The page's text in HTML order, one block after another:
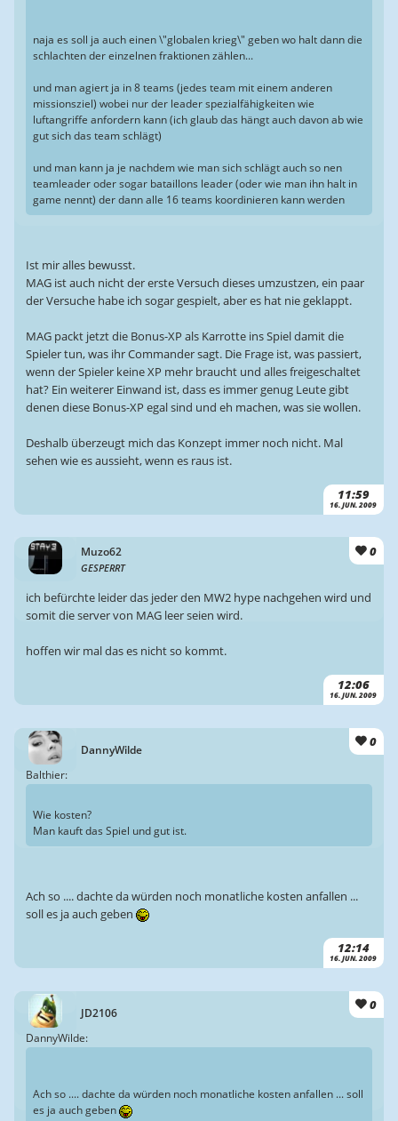
11:59
16. JUN. 2009
naja es soll ja auch einen \"globalen krieg\" geben wo halt dann die
schlachten der einzelnen fraktionen zählen...
und man agiert ja in 8 teams (jedes team mit einem anderen
missionsziel) wobei nur der leader spezialfähigkeiten wie
luftangriffe anfordern kann (ich glaub das hängt auch davon ab wie
gut sich das team schlägt)
und man kann ja je nachdem wie man sich schlägt auch so nen
teamleader oder sogar bataillons leader (oder wie man ihn halt in
game nennt) der dann alle 16 teams koordinieren kann werden
Ist mir alles bewusst.
MAG ist auch nicht der erste Versuch dieses umzustzen, ein paar
der Versuche habe ich sogar gespielt, aber es hat nie geklappt.
MAG packt jetzt die Bonus-XP als Karrotte ins Spiel damit die
Spieler tun, was ihr Commander sagt. Die Frage ist, was passiert,
wenn der Spieler keine XP mehr braucht und alles freigeschaltet
hat? Ein weiterer Einwand ist, dass es immer genug Leute gibt
denen diese Bonus-XP egal sind und eh machen, was sie wollen.
Deshalb überzeugt mich das Konzept immer noch nicht. Mal
sehen wie es aussieht, wenn es raus ist.
Muzo62
GESPERRT
0
12:06
16. JUN. 2009
ich befürchte leider das jeder den MW2 hype nachgehen wird und
somit die server von MAG leer seien wird.
hoffen wir mal das es nicht so kommt.
DannyWilde
0
12:14
16. JUN. 2009
Balthier:
Wie kosten?
Man kauft das Spiel und gut ist.
Ach so .... dachte da würden noch monatliche kosten anfallen ...
soll es ja auch geben
JD2106
0
DannyWilde:
Ach so .... dachte da würden noch monatliche kosten anfallen ... soll
es ja auch geben